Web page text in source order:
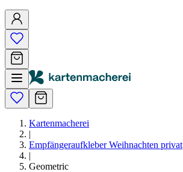
Kartenmacherei
|
Empfängeraufkleber Weihnachten privat
|
Geometric